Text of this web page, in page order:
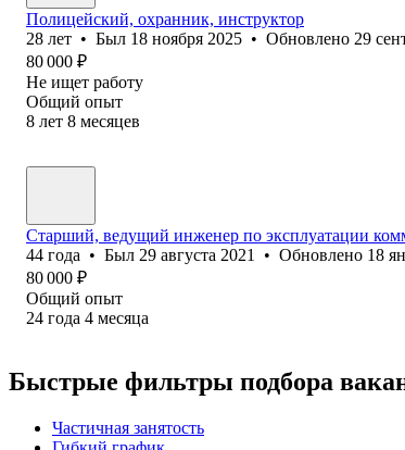
Полицейский, охранник, инструктор
28 лет • Был 18 ноября 2025 • Обновлено 29
80 000 ₽
Не ищет работу
Общий опыт
8 лет 8 месяцев
Старший, ведущий инженер по эксплуатации
44 года • Был 29 августа 2021 • Обновлено 18
80 000 ₽
Общий опыт
24 года 4 месяца
Быстрые фильтры подбора
Частичная занятость